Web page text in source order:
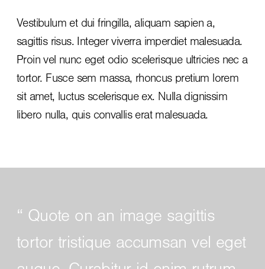
Vestibulum et dui fringilla, aliquam sapien a,
sagittis risus. Integer viverra imperdiet malesuada.
Proin vel nunc eget odio scelerisque ultricies nec a
tortor. Fusce sem massa, rhoncus pretium lorem
sit amet, luctus scelerisque ex. Nulla dignissim
libero nulla, quis convallis erat malesuada.
Quote on an image sagittis
tortor tristique accumsan vel eget